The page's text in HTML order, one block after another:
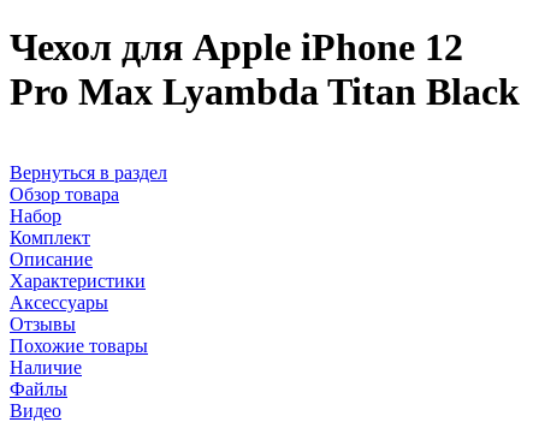
Чехол для Apple iPhone 12
Pro Max Lyambda Titan Black
Вернуться в раздел
Обзор товара
Набор
Комплект
Описание
Характеристики
Аксессуары
Отзывы
Похожие товары
Наличие
Файлы
Видео